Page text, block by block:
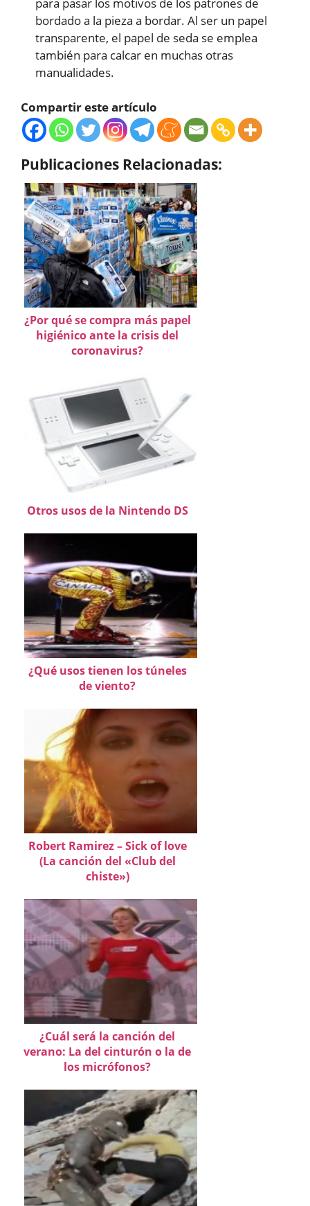
bordado a la pieza a bordar. Al ser un papel
transparente, el papel de seda se emplea
también para calcar en muchas otras
manualidades.
Compartir este artículo
Publicaciones Relacionadas:
¿Por qué se compra más papel
higiénico ante la crisis del
coronavirus?
Otros usos de la Nintendo DS
¿Qué usos tienen los túneles
de viento?
Robert Ramirez – Sick of love
(La canción del «Club del
chiste»)
¿Cuál será la canción del
verano: La del cinturón o la de
los micrófonos?